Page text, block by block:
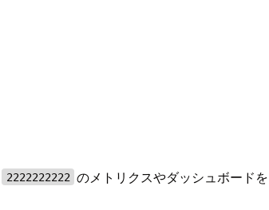
2222222222 のメトリクスやダッシュボードを